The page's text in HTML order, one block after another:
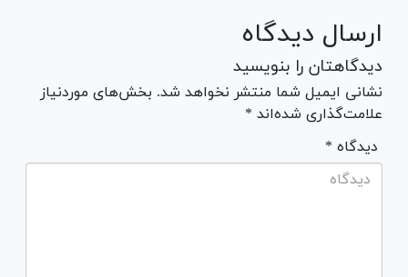
ارسال دیدگاه
دیدگاهتان را بنویسید
نشانی ایمیل شما منتشر نخواهد شد. بخش‌های موردنیاز
علامت‌گذاری شده‌اند *
* دیدگاه